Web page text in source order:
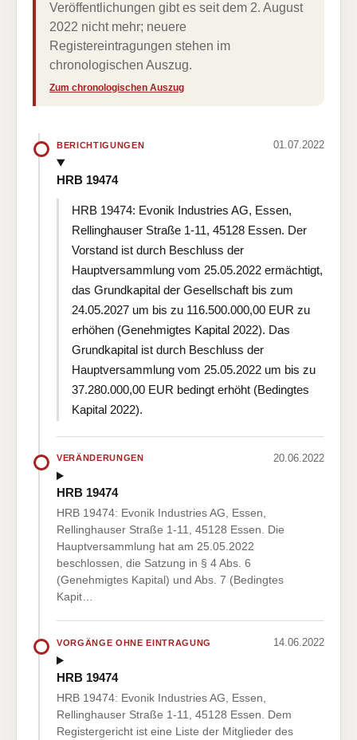
Veröffentlichungen gibt es seit dem 2. August
2022 nicht mehr; neuere
Registereintragungen stehen im
chronologischen Auszug.
Zum chronologischen Auszug
BERICHTIGUNGEN 01.07.2022
HRB 19474
HRB 19474: Evonik Industries AG, Essen,
Rellinghauser Straße 1-11, 45128 Essen. Der
Vorstand ist durch Beschluss der
Hauptversammlung vom 25.05.2022 ermächtigt,
das Grundkapital der Gesellschaft bis zum
24.05.2027 um bis zu 116.500.000,00 EUR zu
erhöhen (Genehmigtes Kapital 2022). Das
Grundkapital ist durch Beschluss der
Hauptversammlung vom 25.05.2022 um bis zu
37.280.000,00 EUR bedingt erhöht (Bedingtes
Kapital 2022).
VERÄNDERUNGEN 20.06.2022
HRB 19474
HRB 19474: Evonik Industries AG, Essen,
Rellinghauser Straße 1-11, 45128 Essen. Die
Hauptversammlung hat am 25.05.2022
beschlossen, die Satzung in § 4 Abs. 6
(Genehmigtes Kapital) und Abs. 7 (Bedingtes
Kapit…
VORGÄNGE OHNE EINTRAGUNG 14.06.2022
HRB 19474
HRB 19474: Evonik Industries AG, Essen,
Rellinghauser Straße 1-11, 45128 Essen. Dem
Registergericht ist eine Liste der Mitglieder des